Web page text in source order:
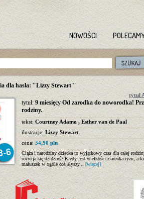
NOWOŚCI
dla hasła: "Lizzy Stewart "
tytuł
tytuł: 9 miesięcy Od zarodka do noworodka!
rodziny.
tekst: Courtney Adamo , Esther van de Paal
ilustracje: Lizzy Stewart
cena: 34,90 pln
Ciąża i narodziny dziecka to wyjątkowy czas dla całej
rozwija się dzidziuś? Kiedy jest wielkości ziarenka ryżu, a
maluszek w ogóle coś słyszy... [więcej]